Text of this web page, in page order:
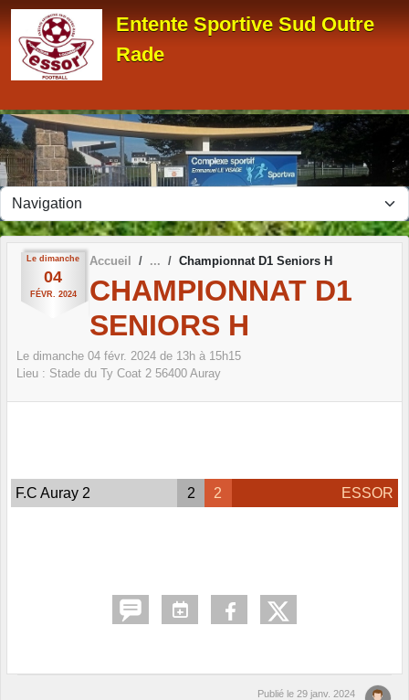
Entente Sportive Sud Outre
Rade
Le dimanche
04
FÉVR. 2024
Accueil Championnat D1 Seniors H
CHAMPIONNAT D1
SENIORS H
Le dimanche 04 févr. 2024 de 13h à 15h15
Lieu : Stade du Ty Coat 2 56400 Auray
F.C Auray 2 2 2 ESSOR
Publié le 29 janv. 2024
Panneau de gestion des cookies